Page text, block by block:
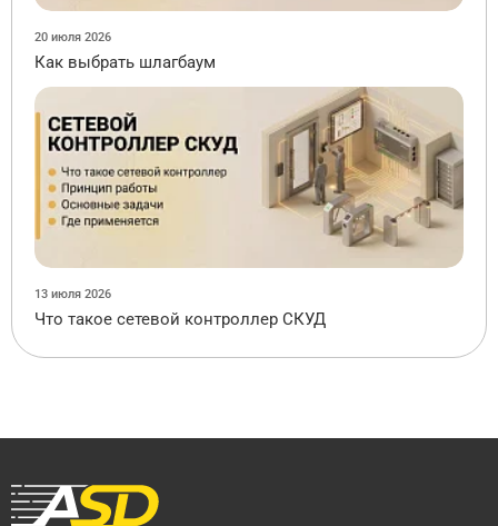
20 июля 2026
Как выбрать шлагбаум
13 июля 2026
Что такое сетевой контроллер СКУД